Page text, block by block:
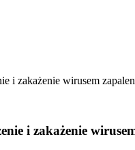
i zakażenie wirusem
i zakażenie